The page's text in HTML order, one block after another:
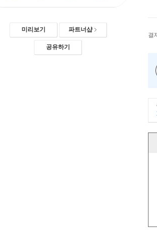
미리보기 파트너샵
공유하기
결